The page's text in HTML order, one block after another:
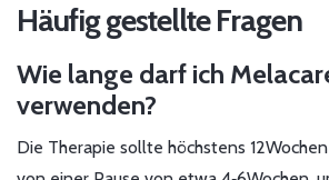
Häufig gestellte Fragen
Wie lange darf ich
verwenden?
Die Therapie sollte höchstens